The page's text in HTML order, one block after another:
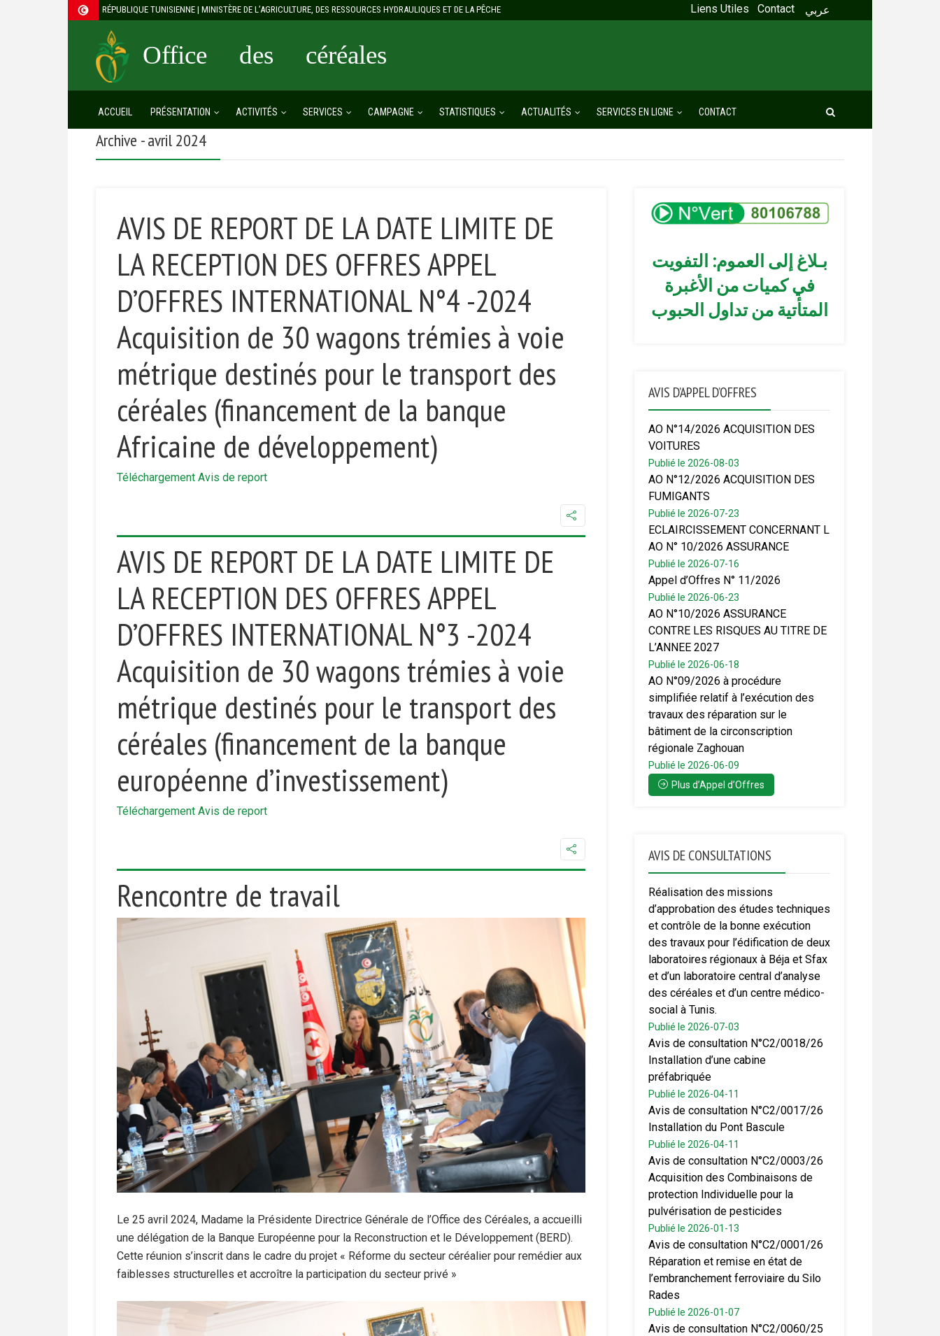
RÉPUBLIQUE TUNISIENNE | MINISTÈRE DE L’AGRICULTURE, DES RESSOURCES HYDRAULIQUES ET DE LA PÊCHE Liens Utiles Contact عربي
Office des céréales
ACCUEIL PRÉSENTATION ACTIVITÉS SERVICES CAMPAGNE STATISTIQUES ACTUALITÉS SERVICES EN LIGNE CONTACT
Archive - avril 2024
AVIS DE REPORT DE LA DATE LIMITE DE
LA RECEPTION DES OFFRES APPEL
D’OFFRES INTERNATIONAL N°4 -2024
Acquisition de 30 wagons trémies à voie
métrique destinés pour le transport des
céréales (financement de la banque
Africaine de développement)
Téléchargement Avis de report
AVIS DE REPORT DE LA DATE LIMITE DE
LA RECEPTION DES OFFRES APPEL
D’OFFRES INTERNATIONAL N°3 -2024
Acquisition de 30 wagons trémies à voie
métrique destinés pour le transport des
céréales (financement de la banque
européenne d’investissement)
Téléchargement Avis de report
Rencontre de travail
Le 25 avril 2024, Madame la Présidente Directrice Générale de l’Office des Céréales, a accueilli
une délégation de la Banque Européenne pour la Reconstruction et le Développement (BERD).
Cette réunion s’inscrit dans le cadre du projet « Réforme du secteur céréalier pour remédier aux
faiblesses structurelles et accroître la participation du secteur privé »
بـلاغ إلى العموم: التفويت
في كميات من الأغبرة
المتأتية من تداول الحبوب
AVIS D’APPEL D’OFFRES
AO N°14/2026 ACQUISITION DES
VOITURES
Publié le 2026-08-03
AO N°12/2026 ACQUISITION DES
FUMIGANTS
Publié le 2026-07-23
ECLAIRCISSEMENT CONCERNANT L
AO N° 10/2026 ASSURANCE
Publié le 2026-07-16
Appel d’Offres N° 11/2026
Publié le 2026-06-23
AO N°10/2026 ASSURANCE
CONTRE LES RISQUES AU TITRE DE
L’ANNEE 2027
Publié le 2026-06-18
AO N°09/2026 à procédure
simplifiée relatif à l’exécution des
travaux des réparation sur le
bâtiment de la circonscription
régionale Zaghouan
Publié le 2026-06-09
Plus d’Appel d’Offres
AVIS DE CONSULTATIONS
Réalisation des missions
d’approbation des études techniques
et contrôle de la bonne exécution
des travaux pour l’édification de deux
laboratoires régionaux à Béja et Sfax
et d’un laboratoire central d’analyse
des céréales et d’un centre médico-
social à Tunis.
Publié le 2026-07-03
Avis de consultation N°C2/0018/26
Installation d’une cabine
préfabriquée
Publié le 2026-04-11
Avis de consultation N°C2/0017/26
Installation du Pont Bascule
Publié le 2026-04-11
Avis de consultation N°C2/0003/26
Acquisition des Combinaisons de
protection Individuelle pour la
pulvérisation de pesticides
Publié le 2026-01-13
Avis de consultation N°C2/0001/26
Réparation et remise en état de
l’embranchement ferroviaire du Silo
Rades
Publié le 2026-01-07
Avis de consultation N°C2/0060/25